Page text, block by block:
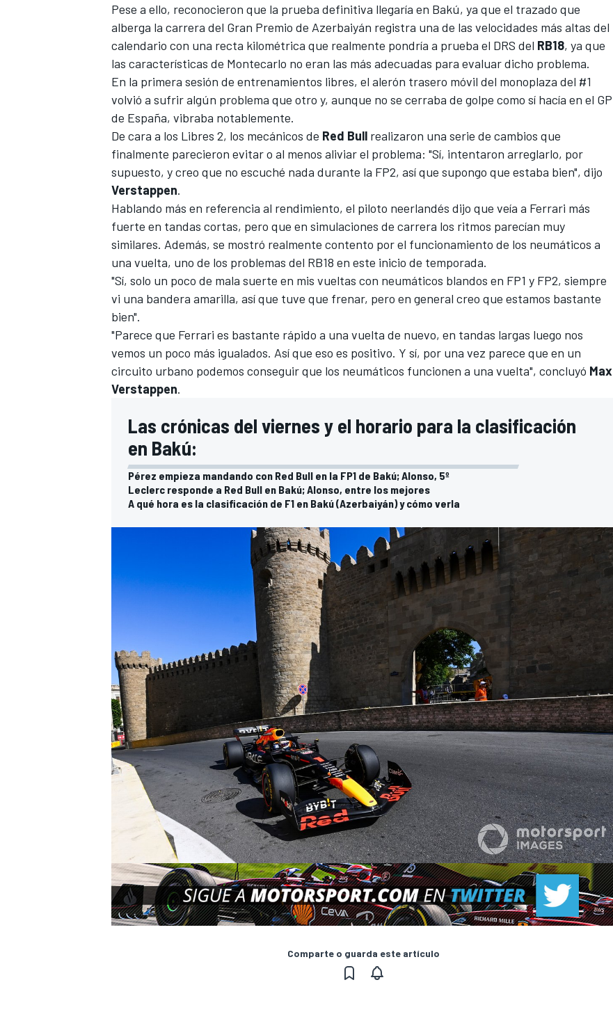
MÁS CATEGORÍAS
Pese a ello, reconocieron que la prueba definitiva llegaría en Bakú, ya que el trazado que
alberga la carrera del Gran Premio de Azerbaiyán registra una de las velocidades más altas del
calendario con una recta kilométrica que realmente pondría a prueba el DRS del RB18, ya que
las características de Montecarlo no eran las más adecuadas para evaluar dicho problema.
En la primera sesión de entrenamientos libres, el alerón trasero móvil del monoplaza del #1
volvió a sufrir algún problema que otro y, aunque no se cerraba de golpe como sí hacía en el GP
de España, vibraba notablemente.
De cara a los Libres 2, los mecánicos de Red Bull realizaron una serie de cambios que
finalmente parecieron evitar o al menos aliviar el problema: "Sí, intentaron arreglarlo, por
supuesto, y creo que no escuché nada durante la FP2, así que supongo que estaba bien", dijo
Verstappen.
Hablando más en referencia al rendimiento, el piloto neerlandés dijo que veía a Ferrari más
fuerte en tandas cortas, pero que en simulaciones de carrera los ritmos parecían muy
similares. Además, se mostró realmente contento por el funcionamiento de los neumáticos a
una vuelta, uno de los problemas del RB18 en este inicio de temporada.
"Sí, solo un poco de mala suerte en mis vueltas con neumáticos blandos en FP1 y FP2, siempre
vi una bandera amarilla, así que tuve que frenar, pero en general creo que estamos bastante
bien".
"Parece que Ferrari es bastante rápido a una vuelta de nuevo, en tandas largas luego nos
vemos un poco más igualados. Así que eso es positivo. Y sí, por una vez parece que en un
circuito urbano podemos conseguir que los neumáticos funcionen a una vuelta", concluyó Max
Verstappen.
Las crónicas del viernes y el horario para la clasificación
en Bakú:
Pérez empieza mandando con Red Bull en la FP1 de Bakú; Alonso, 5º
Leclerc responde a Red Bull en Bakú; Alonso, entre los mejores
A qué hora es la clasificación de F1 en Bakú (Azerbaiyán) y cómo verla
Comparte o guarda este artículo